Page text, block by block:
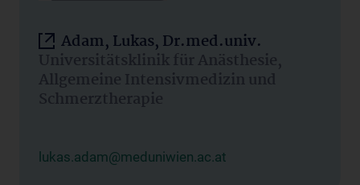
Adam, Lukas, Dr.med.univ.
Universitätsklinik für Anästhesie,
Allgemeine Intensivmedizin und
Schmerztherapie
lukas.adam@meduniwien.ac.at